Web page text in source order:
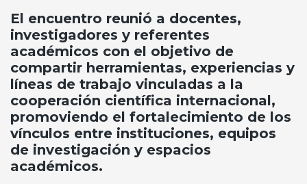
El encuentro reunió a docentes,
investigadores y referentes
académicos con el objetivo de
compartir herramientas, experiencias y
líneas de trabajo vinculadas a la
cooperación científica internacional,
promoviendo el fortalecimiento de los
vínculos entre instituciones, equipos
de investigación y espacios
académicos.